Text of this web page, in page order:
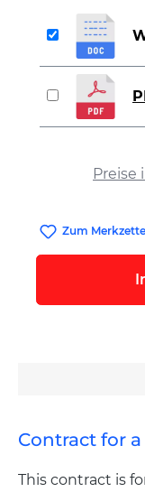
Preise
Zum
Contract for
This contract is